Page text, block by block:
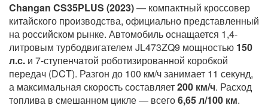
Changan CS35PLUS (2023)— компактный кроссовер
китайского производства, официально представленный
на российском рынке. Автомобиль оснащается 1,4-
литровым турбодвигателем JL473ZQ9 мощностью 150
л.с. и 7-ступенчатой роботизированной коробкой
передач (DCT). Разгон до 100 км/ч занимает 11 секунд,
а максимальная скорость составляет200 км/ч. Расход
топлива в смешанном цикле — всего6,65 л/100 км.